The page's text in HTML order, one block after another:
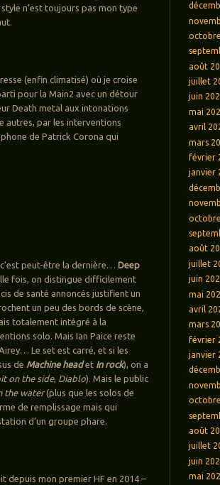
n’est toujours pas mon type
(enfin climatisé) où je croise
pour la Main2 avec un détour
Death metal aux intonations
autres, par les interventions
de Patrick Corona qui
c’est peut-être la dernière…Deep
fois, on distingue difficilement
de santé annoncés justifient un
un peu des bords de scène,
totalement intégré à la
solo. Mais Ian Paice reste
Le set est carré, et si les
de Machine headet In rock), on a
on the side, Diablo). Mais le public
the water(plus que les solos de
de remplissage mais qui
d’un groupe phare.
depuis mon premier HF en 2014 –
août
juillet
juin
mai
avril
mars
février
janvier
août
juillet
juin
mai
avril
mars
février
janvier
août
juillet
juin
mai